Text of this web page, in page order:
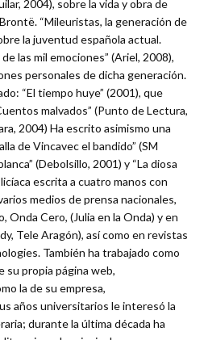
2004), sobre la vida y obra de
“Mileuristas, la generación de
la juventud española actual.
las mil emociones” (Ariel, 2008),
personales de dicha generación.
“El tiempo huye” (2001), que
malvados” (Punto de Lectura,
2004) Ha escrito asimismo una
de Vincavec el bandido” (SM
(Debolsillo, 2001) y “La diosa
escrita a cuatro manos con
medios de prensa nacionales,
Onda Cero, (Julia en la Onda) y en
Tele Aragón), así como en revistas
También ha trabajado como
propia página web,
la de su empresa,
años universitarios le interesó la
durante la última década ha